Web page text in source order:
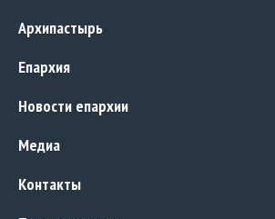
Архипастырь
Епархия
Новости епархии
Медиа
Контакты